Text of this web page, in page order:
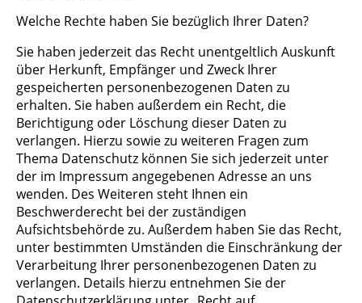
Welche Rechte haben Sie bezüglich Ihrer Daten?
Sie haben jederzeit das Recht unentgeltlich Auskunft
über Herkunft, Empfänger und Zweck Ihrer
gespeicherten personenbezogenen Daten zu
erhalten. Sie haben außerdem ein Recht, die
Berichtigung oder Löschung dieser Daten zu
verlangen. Hierzu sowie zu weiteren Fragen zum
Thema Datenschutz können Sie sich jederzeit unter
der im Impressum angegebenen Adresse an uns
wenden. Des Weiteren steht Ihnen ein
Beschwerderecht bei der zuständigen
Aufsichtsbehörde zu. Außerdem haben Sie das Recht,
unter bestimmten Umständen die Einschränkung der
Verarbeitung Ihrer personenbezogenen Daten zu
verlangen. Details hierzu entnehmen Sie der